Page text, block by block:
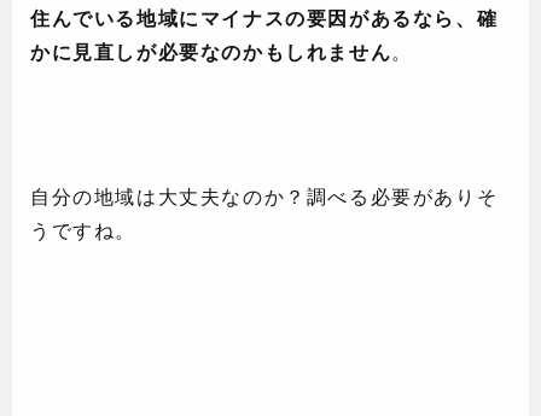
住んでいる地域にマイナスの要因があるなら、確
かに見直しが必要なのかもしれません。
自分の地域は大丈夫なのか？調べる必要がありそ
うですね。